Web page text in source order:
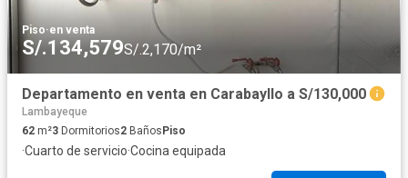
Piso·en venta
S/.134,579S/.2,170/m²
Departamento en venta en Carabayllo a S/130,000
Lambayeque
62 m²3 Dormitorios2 Baños Piso
·Cuarto de servicio·Cocina equipada